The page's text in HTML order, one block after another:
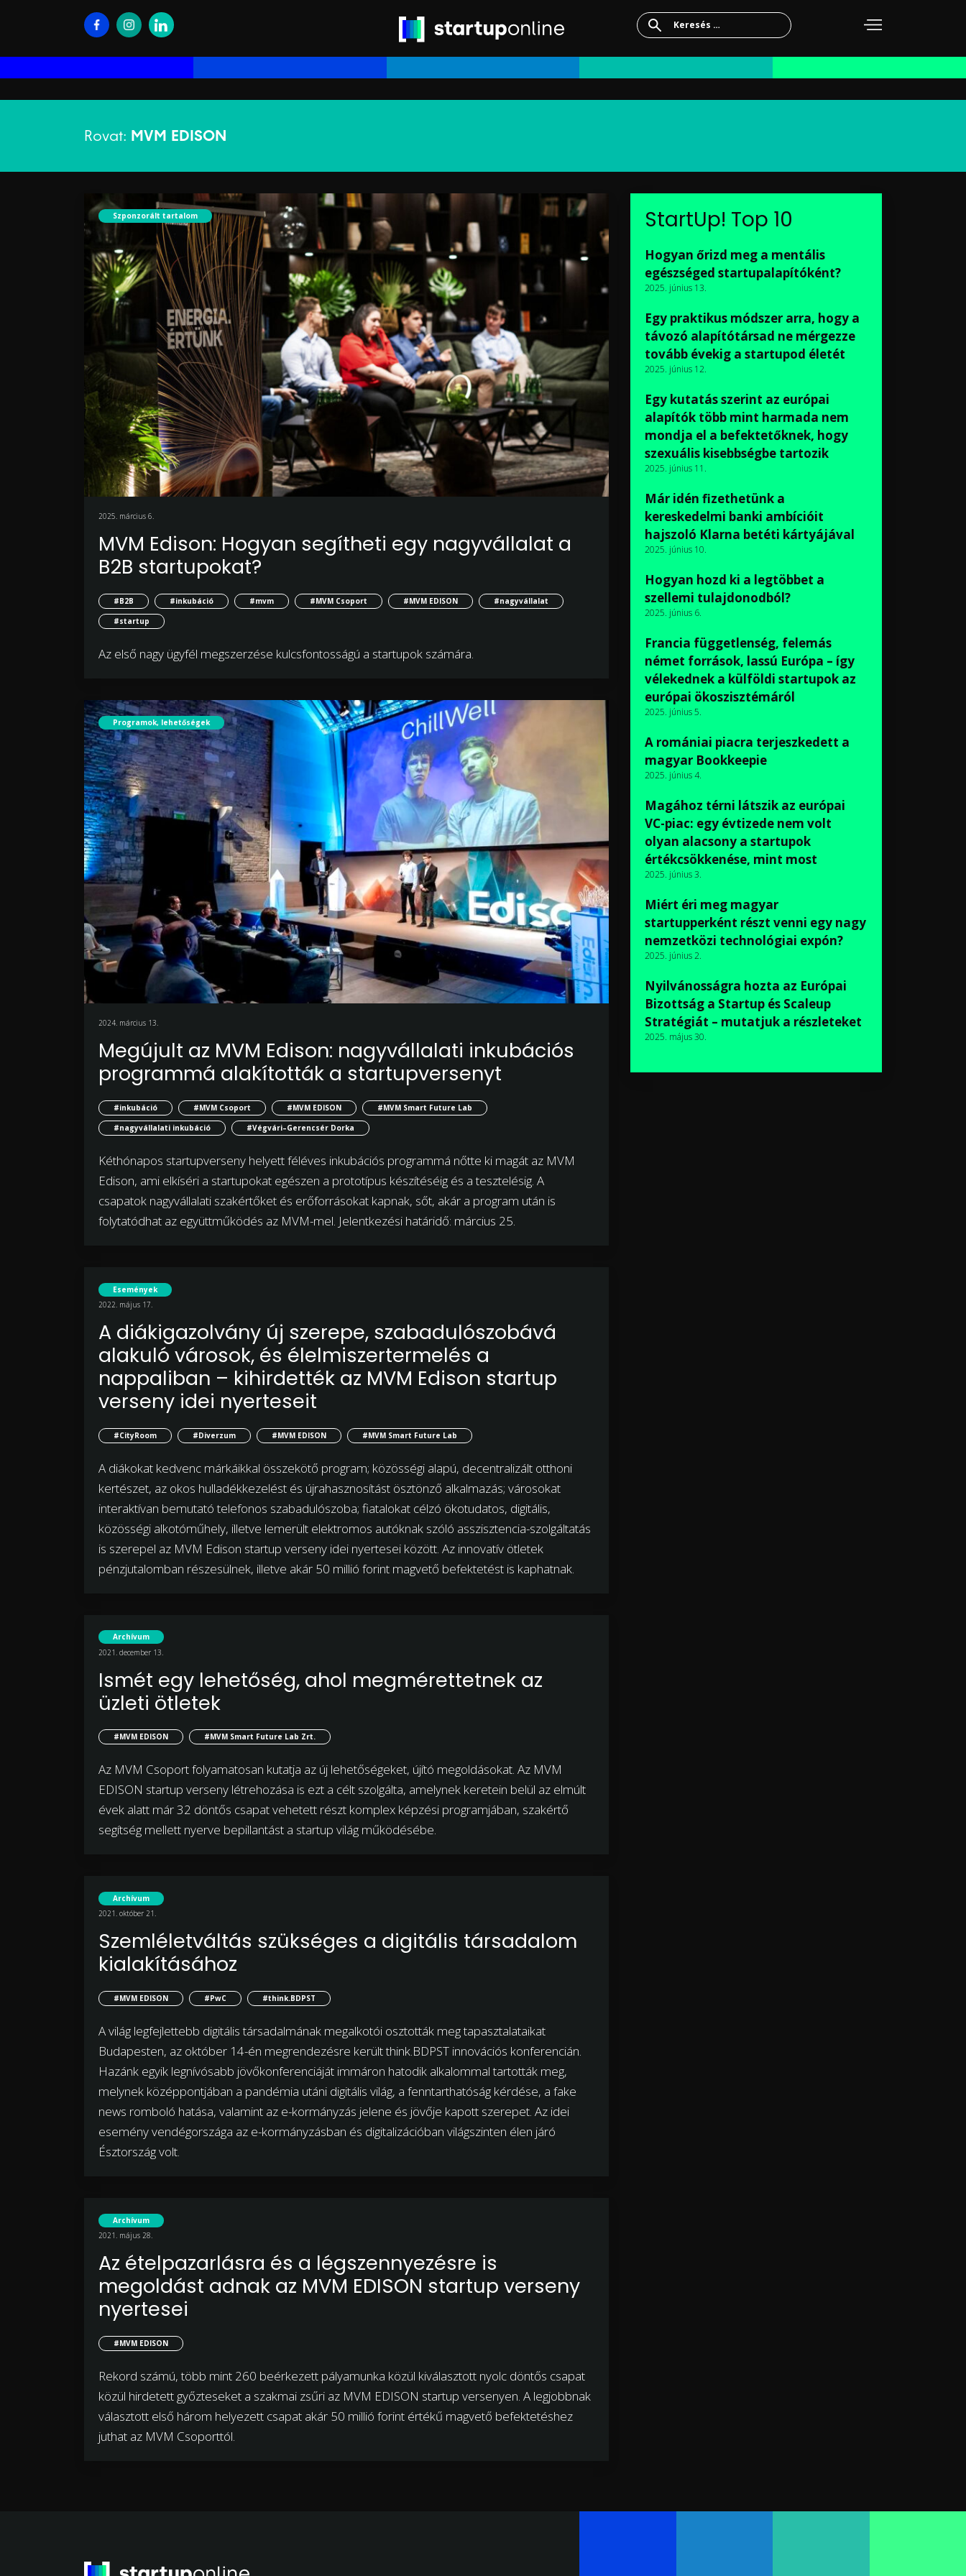
Keresés:
Rovat: MVM EDISON
Szponzorált tartalom
2025. március 6.
MVM Edison: Hogyan segítheti egy nagyvállalat a
B2B startupokat?
#B2B #inkubáció #mvm #MVM Csoport #MVM EDISON
#nagyvállalat
#startup
Az első nagy ügyfél megszerzése kulcsfontosságú a startupok számára.
Programok, lehetőségek
2024. március 13.
Megújult az MVM Edison: nagyvállalati inkubációs
programmá alakították a startupversenyt
#inkubáció #MVM Csoport #MVM EDISON
#MVM Smart Future Lab
#nagyvállalati inkubáció
#Végvári–Gerencsér Dorka
Kéthónapos startupverseny helyett féléves inkubációs programmá nőtte ki magát az MVM
Edison, ami elkíséri a startupokat egészen a prototípus készítéséig és a tesztelésig. A
csapatok nagyvállalati szakértőket és erőforrásokat kapnak, sőt, akár a program után is
folytatódhat az együttműködés az MVM-mel. Jelentkezési határidő: március 25.
Események
2022. május 17.
A diákigazolvány új szerepe, szabadulószobává
alakuló városok, és élelmiszertermelés a
nappaliban – kihirdették az MVM Edison startup
verseny idei nyerteseit
#CityRoom #Diverzum #MVM EDISON #MVM Smart Future Lab
A diákokat kedvenc márkáikkal összekötő program; közösségi alapú, decentralizált otthoni
kertészet, az okos hulladékkezelést és újrahasznosítást ösztönző alkalmazás; városokat
interaktívan bemutató telefonos szabadulószoba; fiatalokat célzó ökotudatos, digitális,
közösségi alkotóműhely, illetve lemerült elektromos autóknak szóló asszisztencia-szolgáltatás
is szerepel az MVM Edison startup verseny idei nyertesei között. Az innovatív ötletek
pénzjutalomban részesülnek, illetve akár 50 millió forint magvető befektetést is kaphatnak.
Archívum
2021. december 13.
Ismét egy lehetőség, ahol megmérettetnek az
üzleti ötletek
#MVM EDISON #MVM Smart Future Lab Zrt.
Az MVM Csoport folyamatosan kutatja az új lehetőségeket, újító megoldásokat. Az MVM
EDISON startup verseny létrehozása is ezt a célt szolgálta, amelynek keretein belül az elmúlt
évek alatt már 32 döntős csapat vehetett részt komplex képzési programjában, szakértő
segítség mellett nyerve bepillantást a startup világ működésébe.
Archívum
2021. október 21.
Szemléletváltás szükséges a digitális társadalom
kialakításához
#MVM EDISON #PwC #think.BDPST
A világ legfejlettebb digitális társadalmának megalkotói osztották meg tapasztalataikat
Budapesten, az október 14-én megrendezésre került think.BDPST innovációs konferencián.
Hazánk egyik legnívósabb jövőkonferenciáját immáron hatodik alkalommal tartották meg,
melynek középpontjában a pandémia utáni digitális világ, a fenntarthatóság kérdése, a fake
news romboló hatása, valamint az e-kormányzás jelene és jövője kapott szerepet. Az idei
esemény vendégországa az e-kormányzásban és digitalizációban világszinten élen járó
Észtország volt.
Archívum
2021. május 28.
Az ételpazarlásra és a légszennyezésre is
megoldást adnak az MVM EDISON startup verseny
nyertesei
#MVM EDISON
Rekord számú, több mint 260 beérkezett pályamunka közül kiválasztott nyolc döntős csapat
közül hirdetett győzteseket a szakmai zsűri az MVM EDISON startup versenyen. A legjobbnak
választott első három helyezett csapat akár 50 millió forint értékű magvető befektetéshez
juthat az MVM Csoporttól.
StartUp! Top 10
Hogyan őrizd meg a mentális
egészséged startupalapítóként?
2025. június 13.
Egy praktikus módszer arra, hogy a
távozó alapítótársad ne mérgezze
tovább évekig a startupod életét
2025. június 12.
Egy kutatás szerint az európai
alapítók több mint harmada nem
mondja el a befektetőknek, hogy
szexuális kisebbségbe tartozik
2025. június 11.
Már idén fizethetünk a
kereskedelmi banki ambícióit
hajszoló Klarna betéti kártyájával
2025. június 10.
Hogyan hozd ki a legtöbbet a
szellemi tulajdonodból?
2025. június 6.
Francia függetlenség, felemás
német források, lassú Európa – így
vélekednek a külföldi startupok az
európai ökoszisztémáról
2025. június 5.
A romániai piacra terjeszkedett a
magyar Bookkeepie
2025. június 4.
Magához térni látszik az európai
VC-piac: egy évtizede nem volt
olyan alacsony a startupok
értékcsökkenése, mint most
2025. június 3.
Miért éri meg magyar
startupperként részt venni egy nagy
nemzetközi technológiai expón?
2025. június 2.
Nyilvánosságra hozta az Európai
Bizottság a Startup és Scaleup
Stratégiát – mutatjuk a részleteket
2025. május 30.